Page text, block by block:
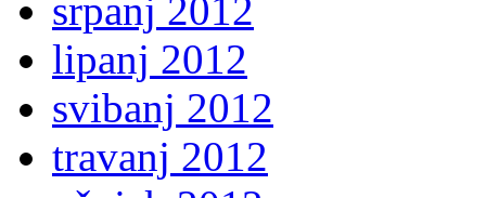
srpanj 2012
lipanj 2012
svibanj 2012
travanj 2012